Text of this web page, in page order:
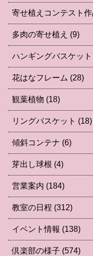
寄せ植えコンテスト作
多肉の寄せ植え (9)
ハンギングバスケット
花はなフレーム (28)
観葉植物 (18)
リングバスケット (18)
傾斜コンテナ (6)
芽出し球根 (4)
営業案内 (184)
教室の日程 (312)
イベント情報 (138)
倶楽部の様子 (574)